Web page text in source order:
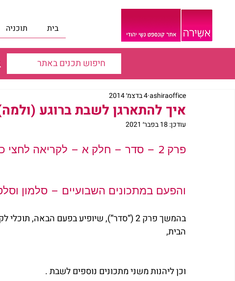
בית תוכניה
איך להתארגן לשבת ברוגע (ולמה) 4 | מאת תמר
ashiraoffice4 בדצמ׳ 2014
עודכן: 18 בפבר׳ 2021
פרק 2 – סדר – חלק א – לקריאה לחצי כאן
והפעם במתכונים השבועיים – סלמון
בהמשך פרק 2 (“סדר”), שיופיע בפעם הבאה,
הבית,
וכן ליהנות משני מתכונים נוספים לשבת .